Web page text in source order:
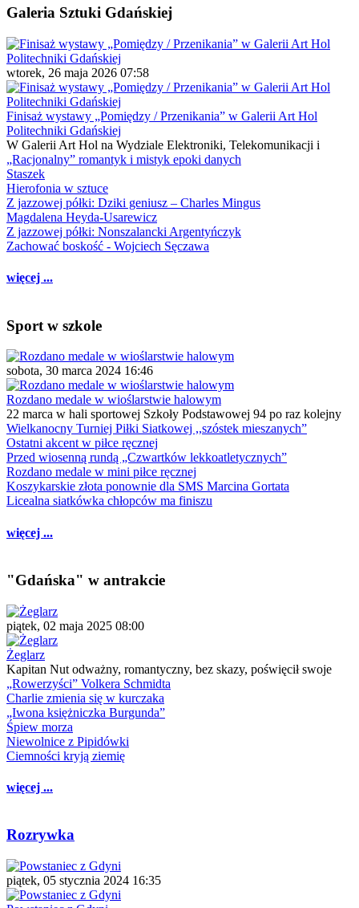
Galeria Sztuki Gdańskiej
wtorek, 26 maja 2026 07:58
Finisaż wystawy „Pomiędzy / Przenikania” w Galerii Art Hol
Politechniki Gdańskiej
W Galerii Art Hol na Wydziale Elektroniki, Telekomunikacji i
„Racjonalny” romantyk i mistyk epoki danych
Staszek
Hierofonia w sztuce
Z jazzowej półki: Dziki geniusz – Charles Mingus
Magdalena Heyda-Usarewicz
Z jazzowej półki: Nonszalancki Argentyńczyk
Zachować boskość - Wojciech Sęczawa
więcej ...
Sport w szkole
sobota, 30 marca 2024 16:46
Rozdano medale w wioślarstwie halowym
22 marca w hali sportowej Szkoły Podstawowej 94 po raz kolejny
Wielkanocny Turniej Piłki Siatkowej ,,szóstek mieszanych”
Ostatni akcent w piłce ręcznej
Przed wiosenną rundą „Czwartków lekkoatletycznych”
Rozdano medale w mini piłce ręcznej
Koszykarskie złota ponownie dla SMS Marcina Gortata
Licealna siatkówka chłopców ma finiszu
więcej ...
"Gdańska" w antrakcie
piątek, 02 maja 2025 08:00
Żeglarz
Kapitan Nut odważny, romantyczny, bez skazy, poświęcił swoje
„Rowerzyści” Volkera Schmidta
Charlie zmienia się w kurczaka
„Iwona księżniczka Burgunda”
Śpiew morza
Niewolnice z Pipidówki
Ciemności kryją ziemię
więcej ...
Rozrywka
piątek, 05 stycznia 2024 16:35